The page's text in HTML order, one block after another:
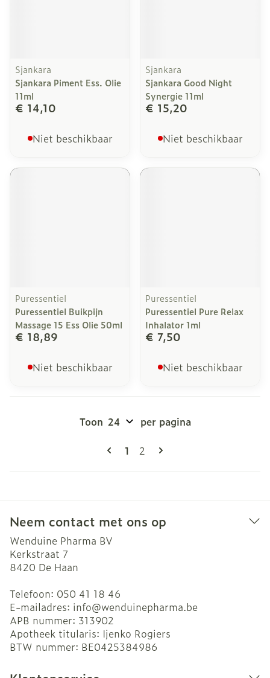
Sjankara
Sjankara Piment Ess. Olie
11ml
€ 14,10
Niet beschikbaar
Sjankara
Sjankara Good Night
Synergie 11ml
€ 15,20
Niet beschikbaar
Puressentiel
Puressentiel Buikpijn
Massage 15 Ess Olie 50ml
€ 18,89
Niet beschikbaar
Puressentiel
Puressentiel Pure Relax
Inhalator 1ml
€ 7,50
Niet beschikbaar
Pagina's
U lees momenteel pagina
1 Pagina
2
Toon per pagina
Neem contact met ons op
Wenduine Pharma BV
Kerkstraat 7
8420 De Haan
Telefoon: 050 41 18 46
E-mailadres: info@wenduinepharma.be
APB nummer: 313902
Apotheek titularis: Ijenko Rogiers
BTW nummer: BE0425384986